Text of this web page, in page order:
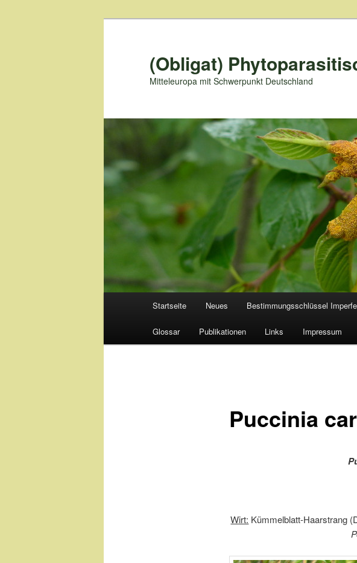
(Obligat)
Mitteleuropa mit Schwerpunkt Deutschland
Startseite Neues Bestimmungsschlüssel
Glossar Publikationen Links Impressum
Puccinia
Wirt: Kümmelblatt-Haarstrang